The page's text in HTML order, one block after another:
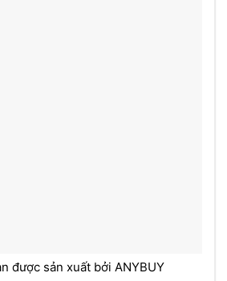
được sản xuất bởi ANYBUY